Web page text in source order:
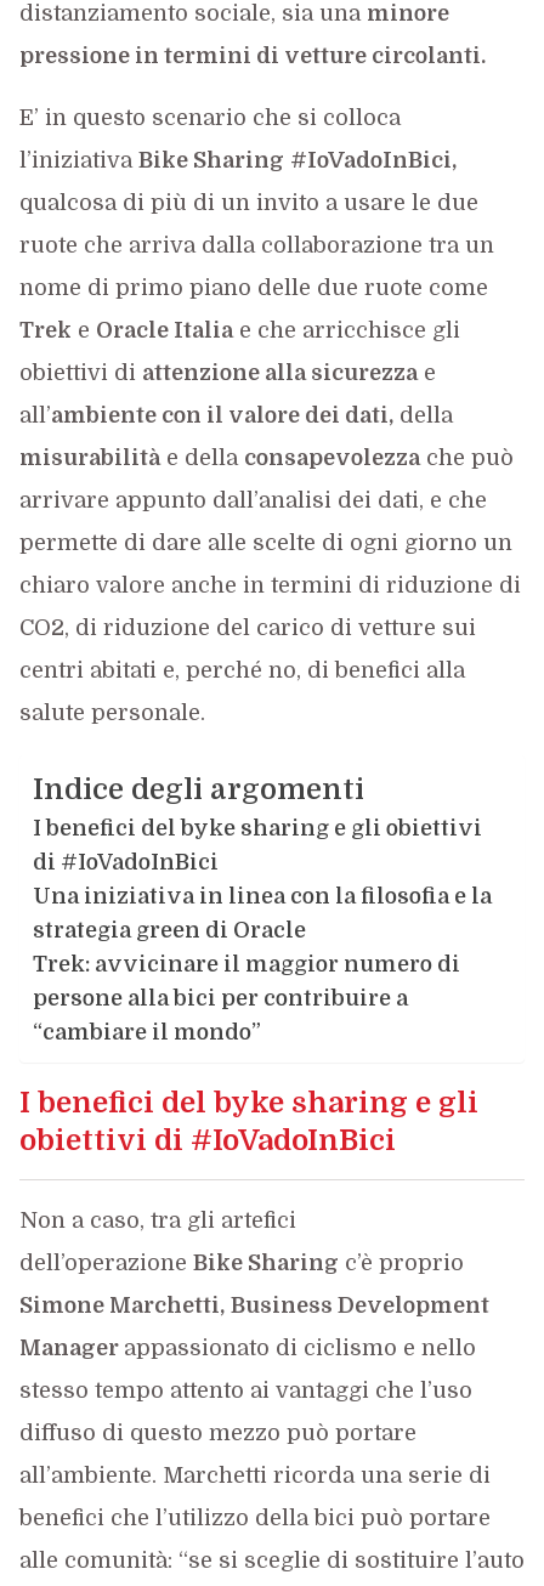
distanziamento sociale, sia una minore
pressione in termini di vetture circolanti.
E’ in questo scenario che si colloca
l’iniziativa Bike Sharing #IoVadoInBici,
qualcosa di più di un invito a usare le due
ruote che arriva dalla collaborazione tra un
nome di primo piano delle due ruote come
Trek e Oracle Italiae che arricchisce gli
obiettivi di attenzione alla sicurezzae
all’ambiente con il valore dei dati,della
misurabilitàe della consapevolezzache può
arrivare appunto dall’analisi dei dati, e che
permette di dare alle scelte di ogni giorno un
chiaro valore anche in termini di riduzione di
CO2, di riduzione del carico di vetture sui
centri abitati e, perché no, di benefici alla
salute personale.
Indice degli argomenti
I benefici del byke sharing e gli obiettivi
di #IoVadoInBici
Una iniziativa in linea con la filosofia e la
strategia green di Oracle
Trek: avvicinare il maggior numero di
persone alla bici per contribuire a
“cambiare il mondo”
I benefici del byke sharing e gli
obiettivi di #IoVadoInBici
Non a caso, tra gli artefici
dell’operazione Bike Sharing c’è proprio
Simone Marchetti, Business Development
Manager appassionato di ciclismo e nello
stesso tempo attento ai vantaggi che l’uso
diffuso di questo mezzo può portare
all’ambiente. Marchetti ricorda una serie di
benefici che l’utilizzo della bici può portare
alle comunità: “se si sceglie di sostituire l’auto